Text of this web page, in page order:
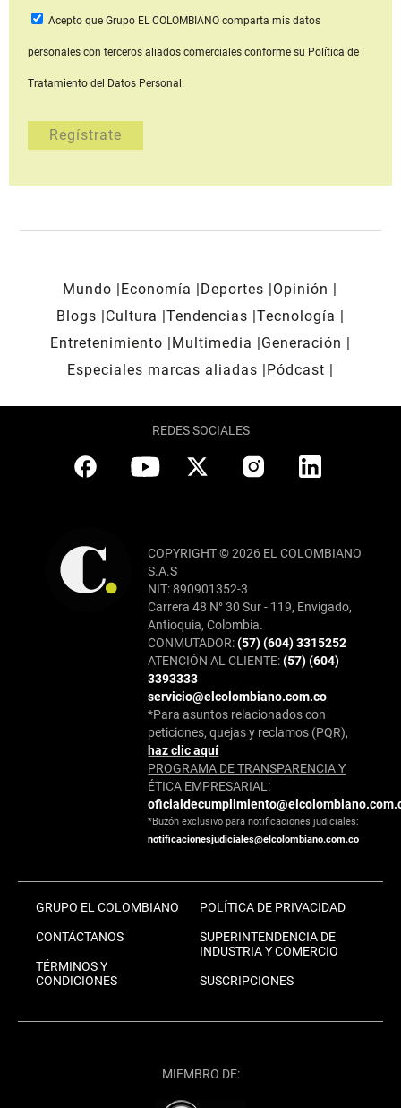
Acepto que Grupo EL COLOMBIANOcomparta mis datos
personales con terceros aliados comerciales conforme su Política de
Tratamiento del Datos Personal.
Mundo Economía Deportes
Opinión
Blogs
Cultura Tendencias Tecnología
Entretenimiento
Multimedia
Generación
Especiales marcas aliadas
Pódcast
REDES SOCIALES
COPYRIGHT © 2026 EL COLOMBIANO
S.A.S
NIT: 890901352-3
Carrera 48 N° 30 Sur - 119, Envigado,
Antioquia, Colombia.
CONMUTADOR:(57) (604) 3315252
ATENCIÓN AL CLIENTE:(57) (604)
3393333
servicio@elcolombiano.com.co
*Para asuntos relacionados con
peticiones, quejas y reclamos (PQR),
haz clic aquí
PROGRAMA DE TRANSPARENCIA Y
ÉTICA EMPRESARIAL:
*Buzón exclusivo para notificaciones judiciales:
notificacionesjudiciales@elcolombiano.com.co
GRUPO EL COLOMBIANO
CONTÁCTANOS
TÉRMINOS Y
CONDICIONES
POLÍTICA DE PRIVACIDAD
SUPERINTENDENCIA DE
INDUSTRIA Y COMERCIO
SUSCRIPCIONES
MIEMBRO DE: